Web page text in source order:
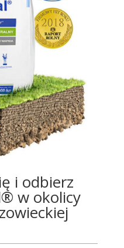
i odbierz
w okolicy